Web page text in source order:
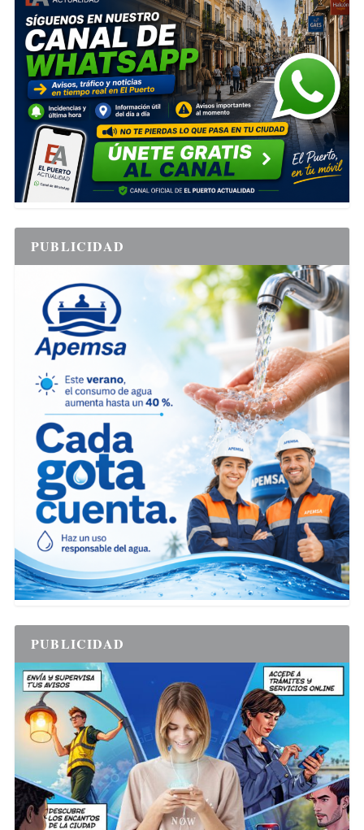
PUBLICIDAD
PUBLICIDAD